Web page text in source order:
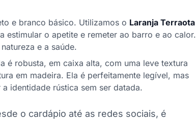
e branco básico. Utilizamos o Laranja Terraota
estimular o apetite e remeter ao barro e ao calor.
e a saúde.
é robusta, em caixa alta, com uma leve textura
em madeira. Ela é perfeitamente legível, mas
identidade rústica sem ser datada.
o cardápio até as redes sociais, é